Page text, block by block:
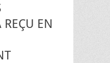
REÇU EN